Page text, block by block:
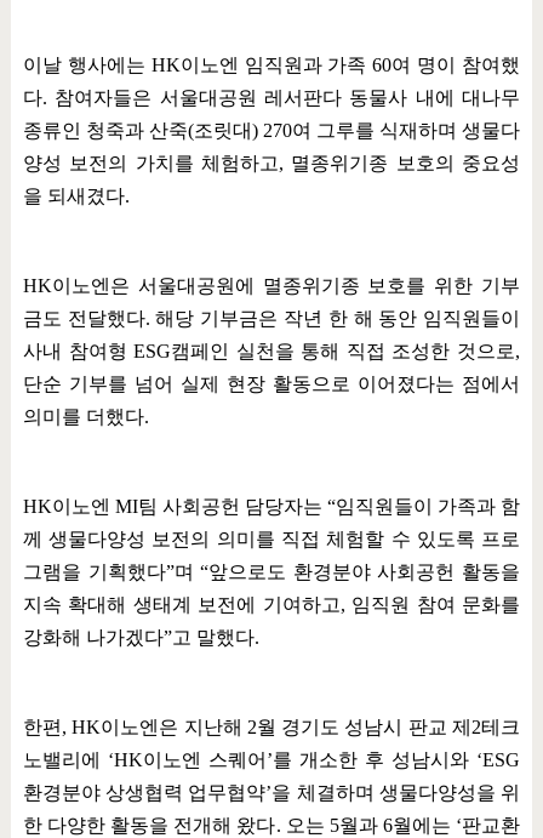
이날 행사에는 HK이노엔 임직원과 가족60여 명이 참여했
다. 참여자들은 서울대공원 레서판다 동물사 내에 대나무
종류인 청죽과 산죽(조릿대) 270여 그루를 식재하며 생물다
양성 보전의 가치를 체험하고, 멸종위기종 보호의 중요성
을 되새겼다.
HK이노엔은 서울대공원에 멸종위기종 보호를 위한 기부
금도 전달했다.해당 기부금은 작년 한 해 동안 임직원들이
사내 참여형ESG캠페인 실천을 통해 직접 조성한 것으로,
단순 기부를 넘어 실제 현장 활동으로 이어졌다는 점에서
의미를 더했다.
HK이노엔 MI팀 사회공헌 담당자는“임직원들이 가족과 함
께 생물다양성 보전의 의미를 직접 체험할 수 있도록 프로
그램을 기획했다”며“앞으로도 환경분야 사회공헌 활동을
지속 확대해 생태계 보전에 기여하고, 임직원 참여 문화를
강화해 나가겠다”고 말했다.
한편 , HK이노엔은 지난해 2월 경기도 성남시 판교 제 2테크
노밸리에 ‘HK이노엔 스퀘어 ’를 개소한 후 성남시와 ‘ESG
환경분야 상생협력 업무협약’을 체결하며 생물다양성을 위
한 다양한 활동을 전개해 왔다. 오는 5월과 6월에는 ‘판교환